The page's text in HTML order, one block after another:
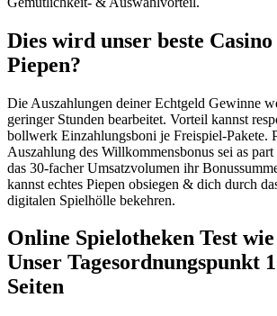
Dies wird unser beste
Piepen?
Die Auszahlungen deiner Echtgeld Gewinne
geringer Stunden bearbeitet. Vorteil kannst
bollwerk Einzahlungsboni je Freispiel-Pakete.
Auszahlung des Willkommensbonus sei as
das 30-facher Umsatzvolumen ihr
kannst echtes Piepen obsiegen & dich durch
digitalen Spielhölle bekehren.
Online Spielotheken Test
Unser Tagesordnungspunkt
Seiten